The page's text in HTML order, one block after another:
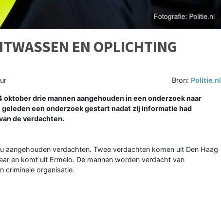
EN OPLICHTING
Bron: Politie.nl
oktober drie mannen aangehouden in een onderzoek naar
een onderzoek gestart nadat zij informatie had
de verdachten.
aangehouden verdachten. Twee verdachten komen uit Den Haag
en komt uit Ermelo. De mannen worden verdacht van
criminele organisatie.